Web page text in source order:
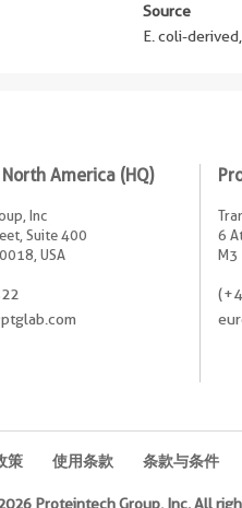
Source
E. coli-
America (HQ)
Inc
Suite 400
USA
6
M3
策 使用条款 条款与条件
Proteintech Group, Inc. All